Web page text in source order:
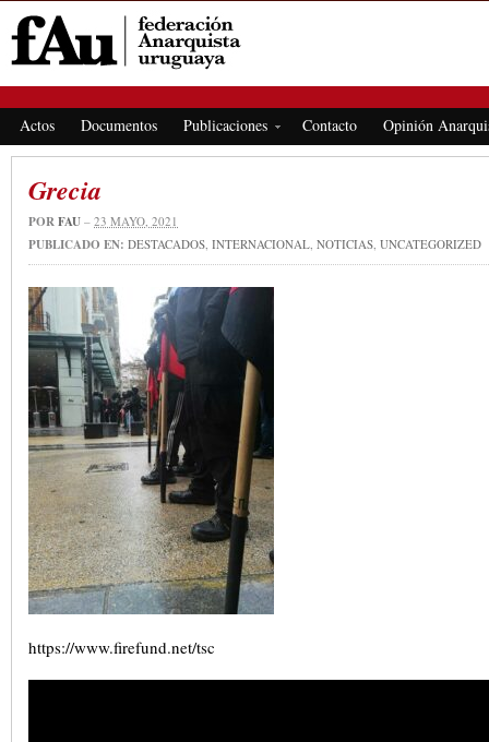
Actos Documentos Publicaciones Contacto Opinión
Grecia
PORFAU – 23 MAYO, 2021
PUBLICADO EN: DESTACADOS, INTERNACIONAL, NOTICIAS, UNCATEGORIZED
https://www.firefund.net/tsc